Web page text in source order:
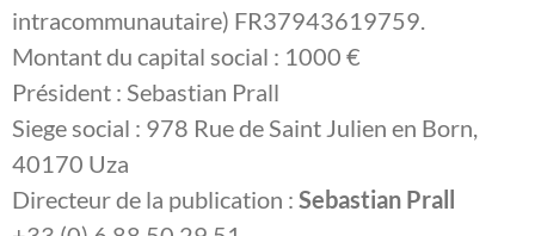
intracommunautaire) FR37943619759.
Montant du capital social : 1000 €
Président : Sebastian Prall
Siege social : 978 Rue de Saint Julien en Born,
40170 Uza
Directeur de la publication : Sebastian Prall